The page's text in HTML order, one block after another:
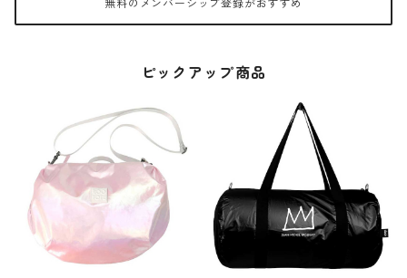
無料のメンバーシップ登録がおすすめ
ピックアップ商品